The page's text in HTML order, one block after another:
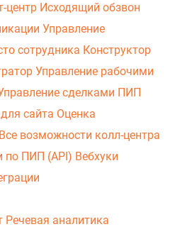
центр Исходящий обзвон
Управление
сотрудника Конструктор
Управление рабочими
сделками ПИП
сайта Оценка
Все возможности колл-центра
по ПИП (API) Вебхуки
Речевая аналитика